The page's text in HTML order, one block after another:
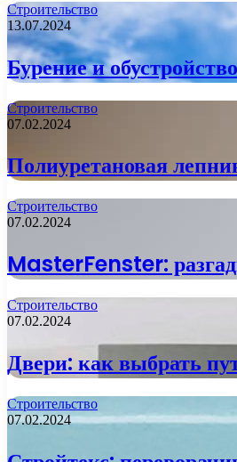
Строительство
13.07.2024
Бурение и
Строительство
07.02.2024
Полиуретановая
Строительство
07.02.2024
MasterFenster:
Строительство
07.02.2024
Двери: как выбрать
Строительство
07.02.2024